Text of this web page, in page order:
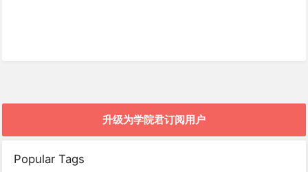
升级为学院君订阅用户
Popular Tags